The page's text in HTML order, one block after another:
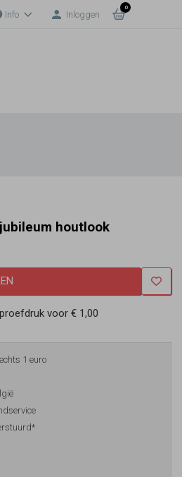
Info Inloggen
0
houtlook
voor€ 1,00
1 euro